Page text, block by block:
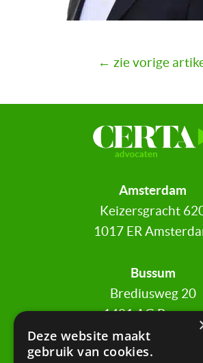
← zie vorige
Amsterdam
Keizersgracht
1017 ER
Bussum
Brediusweg 20
1401 AG Bussum
020 521 6699 |
Deze website maakt
gebruik van cookies.